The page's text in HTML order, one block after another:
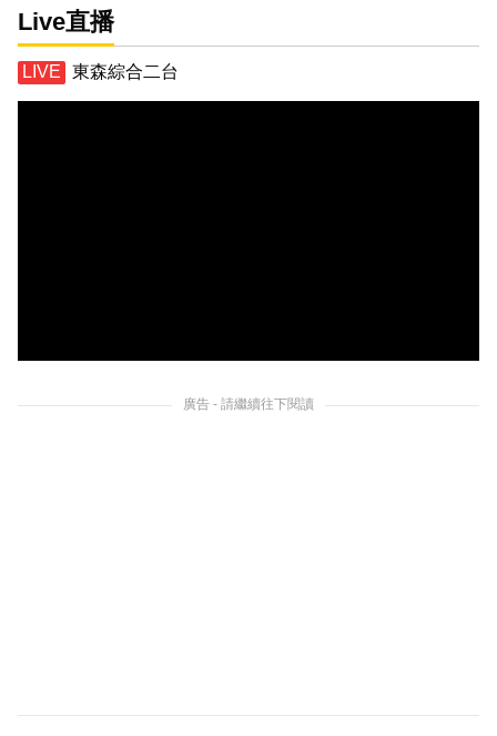
Live直播
東森綜合二台
廣告 - 請繼續往下閱讀